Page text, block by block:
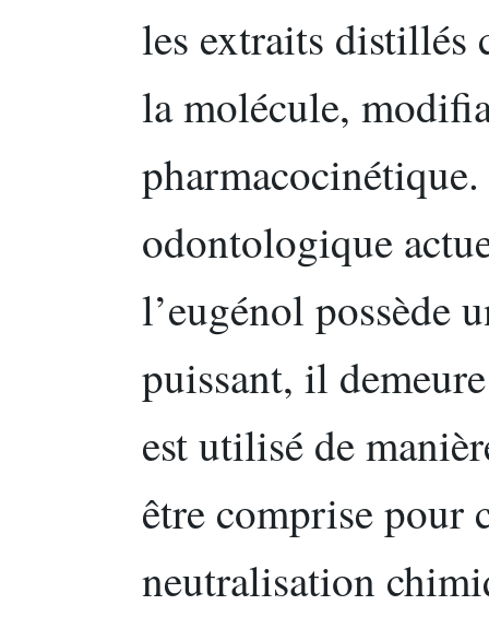
les extraits distillés
la molécule,
odontologique
l’eugénol possède
puissant, il
est utilisé de
être comprise pour
neutralisation